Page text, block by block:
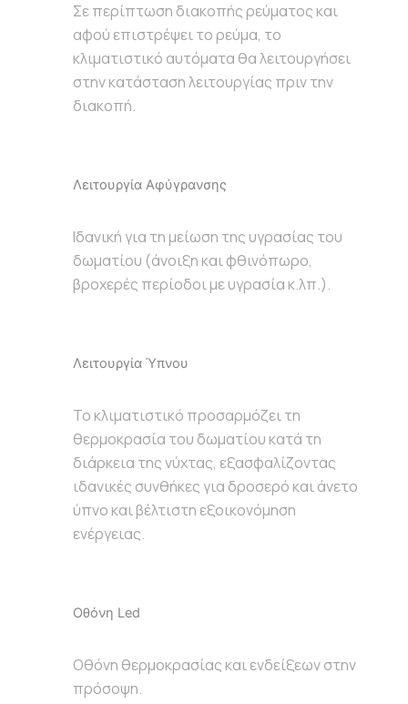
Σε περίπτωση διακοπής ρεύματος και
αφού επιστρέψει το ρεύμα, το
κλιματιστικό αυτόματα θα λειτουργήσει
στην κατάσταση λειτουργίας πριν την
διακοπή.
Λειτουργία Αφύγρανσης
Ιδανική για τη μείωση της υγρασίας του
δωματίου (άνοιξη και φθινόπωρο,
βροχερές περίοδοι με υγρασία κ.λπ.).
Λειτουργία Ύπνου
Το κλιματιστικό προσαρμόζει τη
θερμοκρασία του δωματίου κατά τη
διάρκεια της νύχτας, εξασφαλίζοντας
ιδανικές συνθήκες για δροσερό και άνετο
ύπνο και βέλτιστη εξοικονόμηση
ενέργειας.
Οθόνη Led
Οθόνη θερμοκρασίας και ενδείξεων στην
πρόσοψη.